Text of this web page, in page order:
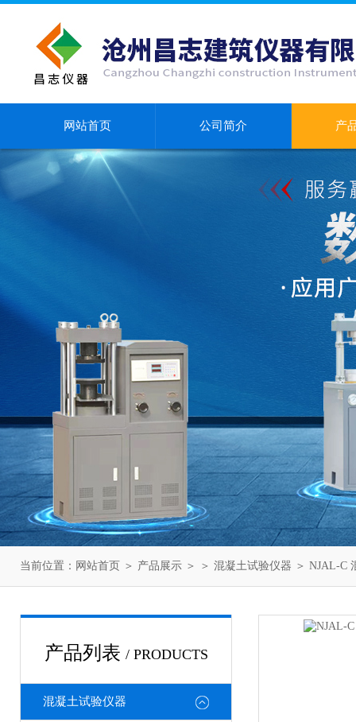
网站首页 公司简介 产
当前位置： 网站首页 ＞ 产品展示 ＞ ＞ 混凝土试验仪器 ＞ NJAL-C
产品列表 / PRODUCTS
混凝土试验仪器